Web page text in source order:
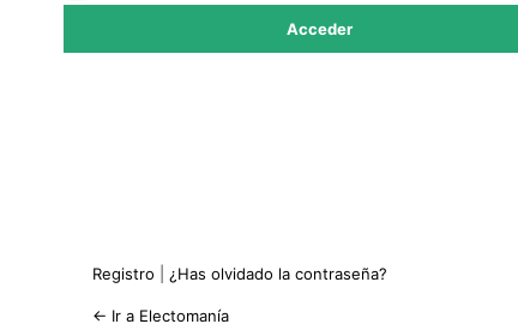
Registro ¿Has olvidado la contraseña?
← Ir a Electomanía